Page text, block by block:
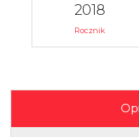
2018
Rocznik